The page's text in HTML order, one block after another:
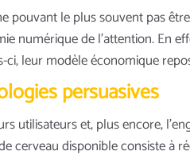
pouvant le plus souvent pas
numérique de l’attention. En
leur modèle économique
persuasives
utilisateurs et, plus encore,
cerveau disponible consiste à